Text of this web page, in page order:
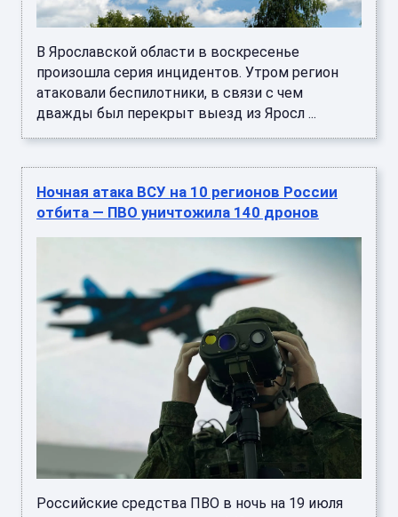
В Ярославской области в воскресенье
произошла серия инцидентов. Утром регион
атаковали беспилотники, в связи с чем
дважды был перекрыт выезд из Яросл ...
Ночная атака ВСУ на 10 регионов России
отбита — ПВО уничтожила 140 дронов
Российские средства ПВО в ночь на 19 июля